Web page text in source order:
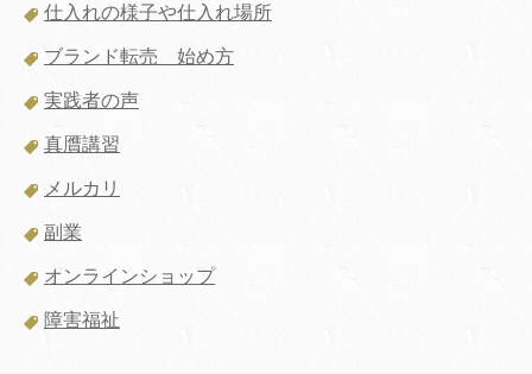
仕入れの様子や仕入れ場所
ブランド転売 始め方
実践者の声
真贋講習
メルカリ
副業
オンラインショップ
障害福祉